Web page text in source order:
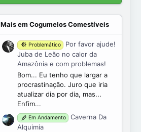
r
(
Mais em Cogumelos Comestíveis
Problemático
Por favor ajude!
Juba de Leão no calor da
Amazônia e com problemas!
Bom... Eu tenho que largar a
procrastinação. Juro que iria
atualizar dia por dia, mas...
Enfim...
Em Andamento
Caverna Da
Alquimia